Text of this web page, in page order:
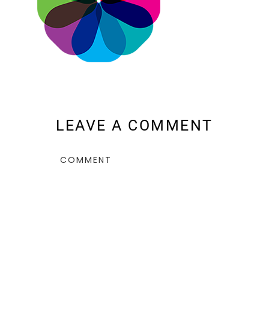
LEAVE A COMMENT